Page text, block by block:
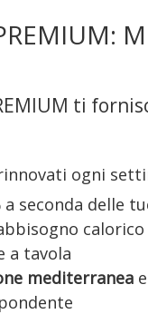
ti
ogni
seconda delle
calorico
a tavola
mediterranea